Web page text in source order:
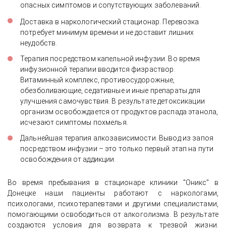
опасных симптомов и сопутствующих заболеваний.
Доставка в наркологический стационар. Перевозка
потребует минимум времени и не доставит лишних
неудобств.
Терапия посредством капельной инфузии. Во время
инфузионной терапии вводится физраствор.
Витаминный комплекс, противосудорожные,
обезболивающие, седативные и иные препараты для
улучшения самочувствия. В результате детоксикации
организм освобождается от продуктов распада этанола,
исчезают симптомы похмелья.
Дальнейшая терапия алкозависимости. Вывод из запоя
посредством инфузии – это только первый этап на пути
освобождения от аддикции.
Во время пребывания в стационаре клиники "Оникс" в
Донецке наши пациенты работают с наркологами,
психологами, психотерапевтами и другими специалистами,
помогающими освободиться от алкоголизма. В результате
создаются условия для возврата к трезвой жизни.